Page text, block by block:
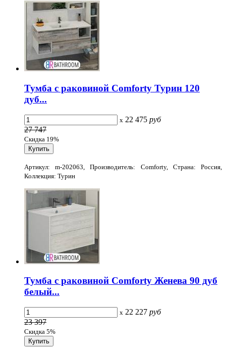
Тумба с раковиной Comforty Турин 120
дуб...
x 22 475 руб
27 747
Скидка 19%
Артикул: m-202063, Производитель: Comforty, Страна: Россия,
Коллекция: Турин
Тумба с раковиной Comforty Женева 90 дуб
белый...
x 22 227 руб
23 397
Скидка 5%